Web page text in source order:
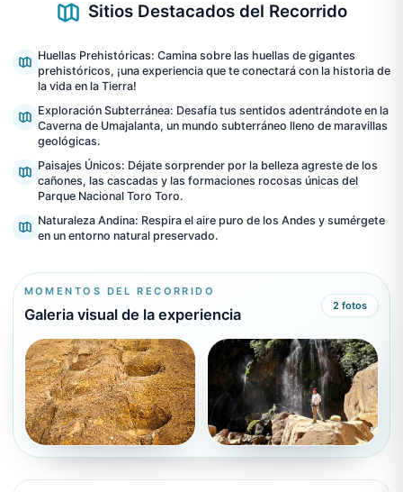
Sitios Destacados del Recorrido
Huellas Prehistóricas: Camina sobre las huellas de gigantes
prehistóricos, ¡una experiencia que te conectará con la historia de
la vida en la Tierra!
Exploración Subterránea: Desafía tus sentidos adentrándote en la
Caverna de Umajalanta, un mundo subterráneo lleno de maravillas
geológicas.
Paisajes Únicos: Déjate sorprender por la belleza agreste de los
cañones, las cascadas y las formaciones rocosas únicas del
Parque Nacional Toro Toro.
Naturaleza Andina: Respira el aire puro de los Andes y sumérgete
en un entorno natural preservado.
MOMENTOS DEL RECORRIDO
Galeria visual de la experiencia 2 fotos